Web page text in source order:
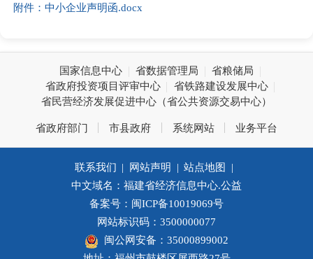
附件：中小企业声明函.docx
国家信息中心 省数据管理局
省粮储局
省政府投资项目评审中心
省铁路建设发展中心
省民营经济发展促进中心（省公共资源交易中心）
省政府部门 市县政府 系统网站 业务平台
联系我们 | 网站声明 | 站点地图 |
中文域名：福建省经济信息中心.公益
备案号：闽ICP备10019069号
网站标识码：3500000077
闽公网安备：35000899002